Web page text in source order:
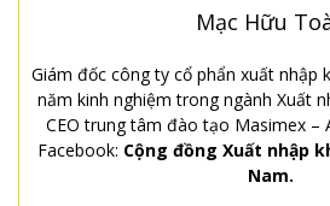
Mạc Hữu
Giám đốc công ty cổ phẩn xuất nhập
năm kinh nghiệm trong ngành Xuất
CEO trung tâm đào tạo Masimex –
Facebook: Cộng đồng Xuất nhập
Nam.